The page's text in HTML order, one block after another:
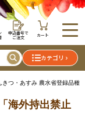
申込番号で
ご注文 カート
カテゴリ
きつ・あすみ 農水省登録品種
「海外持出禁止